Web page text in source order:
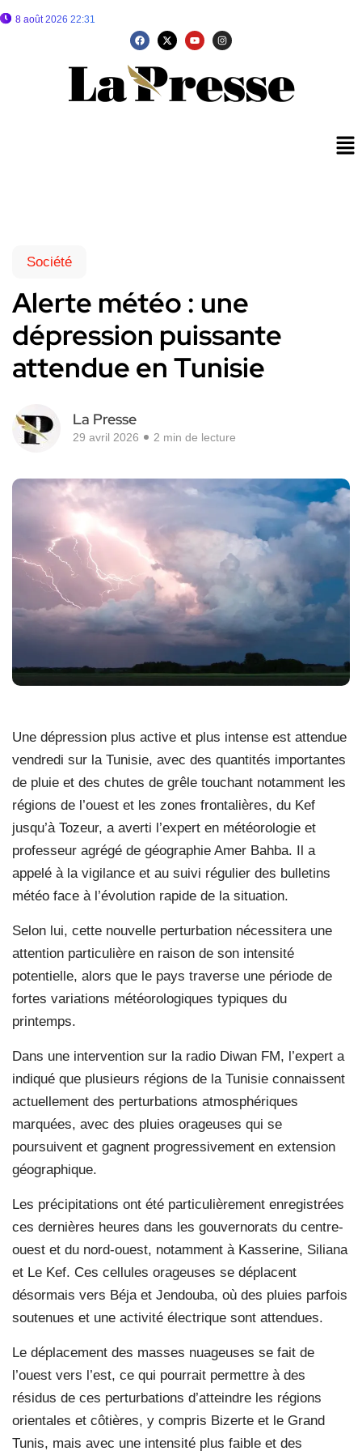
8 août 2026 22:31
Société
Alerte météo : une
dépression puissante
attendue en Tunisie
La Presse
29 avril 2026 2 min de lecture
Une dépression plus active et plus intense est attendue
vendredi sur la Tunisie, avec des quantités importantes
de pluie et des chutes de grêle touchant notamment les
régions de l’ouest et les zones frontalières, du Kef
jusqu’à Tozeur, a averti l’expert en météorologie et
professeur agrégé de géographie Amer Bahba. Il a
appelé à la vigilance et au suivi régulier des bulletins
météo face à l’évolution rapide de la situation.
Selon lui, cette nouvelle perturbation nécessitera une
attention particulière en raison de son intensité
potentielle, alors que le pays traverse une période de
fortes variations météorologiques typiques du
printemps.
Dans une intervention sur la radio Diwan FM, l’expert a
indiqué que plusieurs régions de la Tunisie connaissent
actuellement des perturbations atmosphériques
marquées, avec des pluies orageuses qui se
poursuivent et gagnent progressivement en extension
géographique.
Les précipitations ont été particulièrement enregistrées
ces dernières heures dans les gouvernorats du centre-
ouest et du nord-ouest, notamment à Kasserine, Siliana
et Le Kef. Ces cellules orageuses se déplacent
désormais vers Béja et Jendouba, où des pluies parfois
soutenues et une activité électrique sont attendues.
Le déplacement des masses nuageuses se fait de
l’ouest vers l’est, ce qui pourrait permettre à des
résidus de ces perturbations d’atteindre les régions
orientales et côtières, y compris Bizerte et le Grand
Tunis, mais avec une intensité plus faible et des